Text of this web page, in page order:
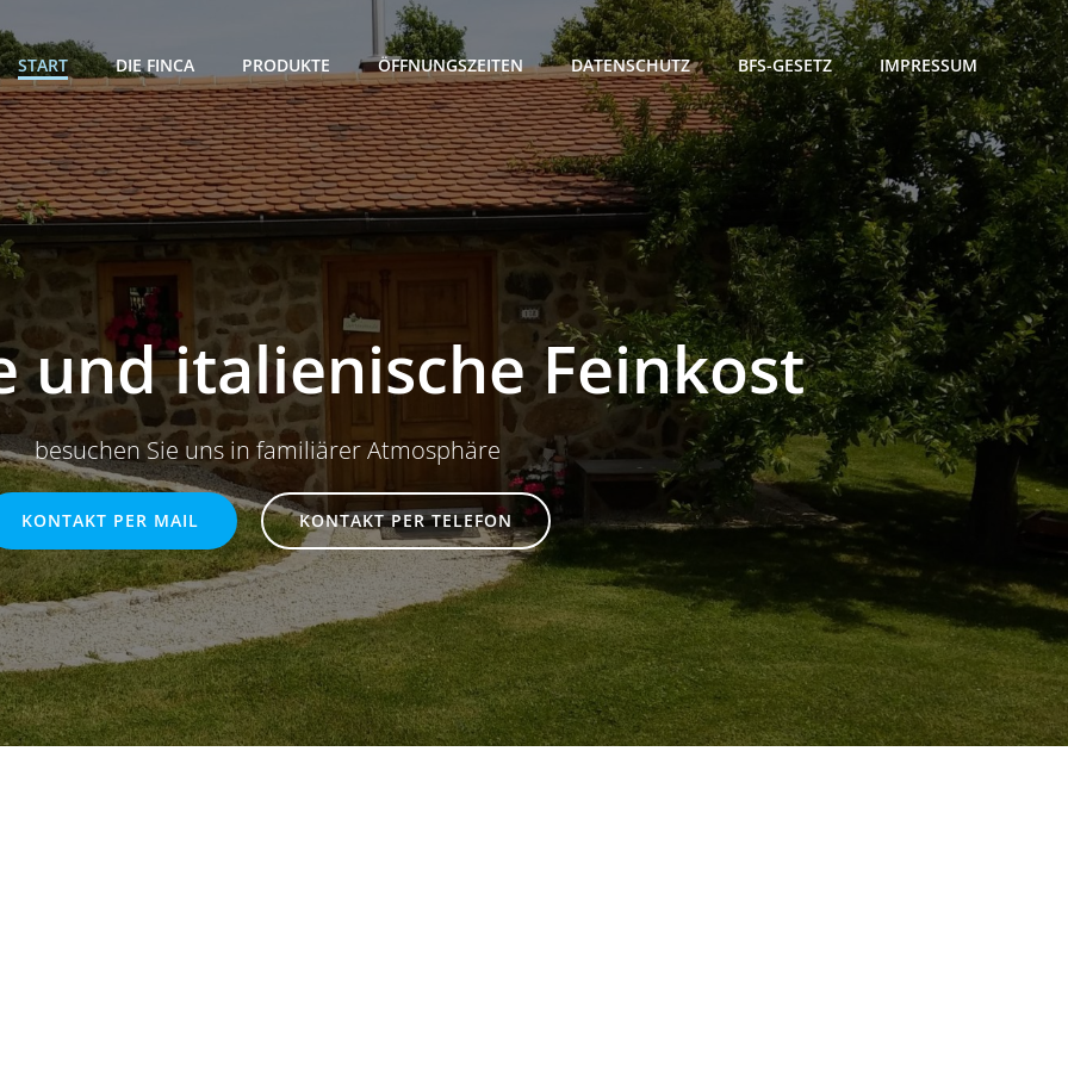
START DIE FINCA PRODUKTE ÖFFNUNGSZEITEN DATENSCHUTZ BFS-GESETZ IMPRESSUM
und italienische Feinkost
besuchen Sie uns in familiärer Atmosphäre
KONTAKT PER MAIL KONTAKT PER TELEFON